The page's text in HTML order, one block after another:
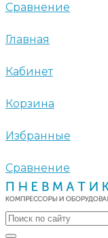
Сравнение
Главная
Кабинет
Корзина
Избранные
Сравнение